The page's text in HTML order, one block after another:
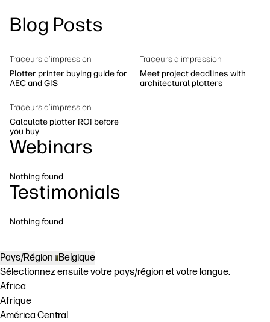
Solutions de flux de travail
Blog Posts
Traceurs d'impression
Plotter printer buying guide for
AEC and GIS
Traceurs d'impression
Meet project deadlines with
architectural plotters
Traceurs d'impression
Calculate plotter ROI before
you buy
Webinars
Nothing found
Testimonials
Nothing found
Pays/Région Belgique
Sélectionnez ensuite votre pays/région et votre langue.
Africa
Afrique
América Central